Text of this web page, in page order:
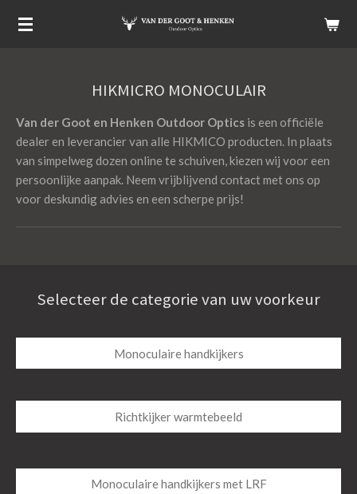
Ga
direct
HIKMICRO MONOCULAIR
Van der Goot en Henken Outdoor Optics is een officiële
dealer en leverancier van alle HIKMICO producten. In plaats
van simpelweg dozen online te schuiven, kiezen wij voor een
persoonlijke aanpak. Neem vrijblijvend contact met ons op
voor deskundig advies en een scherpe prijs!
Selecteer de categorie van uw voorkeur
Monoculaire handkijkers
Richtkijker warmtebeeld
Monoculaire handkijkers met LRF